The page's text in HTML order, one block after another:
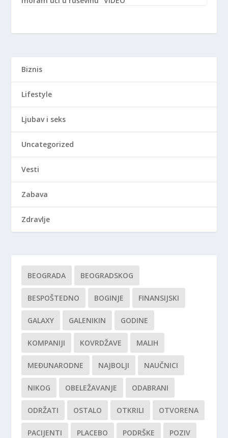
Biznis
Lifestyle
Ljubav i seks
Uncategorized
Vesti
Zabava
Zdravlje
BEOGRADA BEOGRADSKOG
BESPOŠTEDNO BOGINJE FINANSIJSKI
GALAXY GALENIKIN GODINE
KOMPANIJI KOVRDŽAVE MALIH
MEĐUNARODNE NAJBOLJI NAUČNICI
NIKOG OBELEŽAVANJE ODABRANI
ODRŽATI OSTALO OTKRILI OTVORENA
PACIJENTI PLACEBO PODRŠKE POZIV